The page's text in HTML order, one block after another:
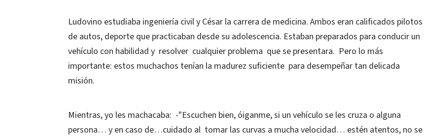
Ludovino estudiaba ingeniería civil y César la carrera de medicina. Ambos eran calificados pilotos
de autos, deporte que practicaban desde su adolescencia. Estaban preparados para conducir un
vehículo con habilidad y resolver cualquier problema que se presentara. Pero lo más
importante: estos muchachos tenían la madurez suficiente para desempeñar tan delicada
misión.
Mientras, yo les machacaba: -"Escuchen bien, óiganme, si un vehículo se les cruza o alguna
persona… y en caso de…cuidado al tomar las curvas a mucha velocidad… estén atentos, no se